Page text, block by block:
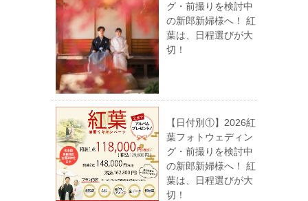
グ・前撮りを検討中
の新郎新婦様へ！ 紅
葉は、日程選びが大
切！
【日付別①】2026紅
葉フォトウェディン
グ・前撮りを検討中
の新郎新婦様へ！ 紅
葉は、日程選びが大
切！